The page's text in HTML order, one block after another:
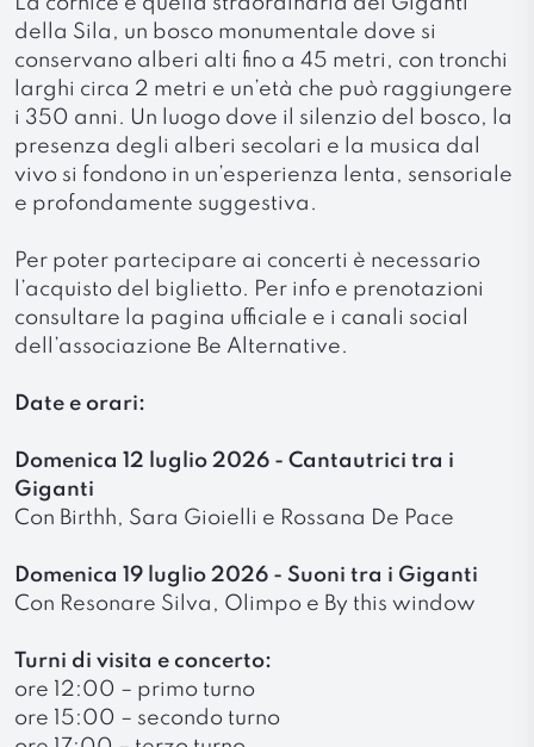
della Sila, un bosco monumentale dove si
conservano alberi alti fino a 45 metri, con tronchi
larghi circa 2 metri e un’età che può raggiungere
i 350 anni. Un luogo dove il silenzio del bosco, la
presenza degli alberi secolari e la musica dal
vivo si fondono in un’esperienza lenta, sensoriale
e profondamente suggestiva.
Per poter partecipare ai concerti è necessario
l’acquisto del biglietto. Per info e prenotazioni
consultare la pagina ufficiale e i canali social
dell’associazione Be Alternative.
Date e orari:
Domenica 12 luglio 2026 - Cantautrici tra i
Giganti
Con Birthh, Sara Gioielli e Rossana De Pace
Domenica 19 luglio 2026 - Suoni tra i Giganti
Con Resonare Silva, Olimpo e By this window
Turni di visita e concerto:
ore 12:00 – primo turno
ore 15:00 – secondo turno